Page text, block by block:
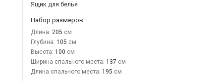
Ящик для белья
Набор размеров
Длина: 205
Глубина: 105
Высота: 100
Ширина спального места: 137
Длина спального места: 195